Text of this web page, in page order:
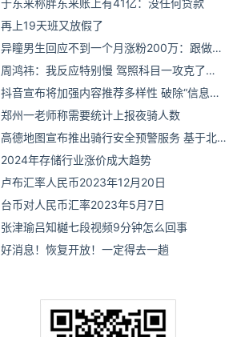
于东来称胖东来账上有41亿：没任何贷款
再上19天班又放假了
异瞳男生回应不到一个月涨粉200万：跟做梦
一样
周鸿祎：我反应特别慢 驾照科目一攻克了
30%
抖音宣布将加强内容推荐多样性 破除“信息茧
房”
郑州一老师称需要统计上报夜骑人数
高德地图宣布推出骑行安全预警服务 基于北斗
卫星导航！
2024年存储行业涨价成大趋势
卢布汇率人民币2023年12月20日
台币对人民币汇率2023年5月7日
张津瑜吕知樾七段视频9分钟怎么回事
好消息！恢复开放！一定得去一趟